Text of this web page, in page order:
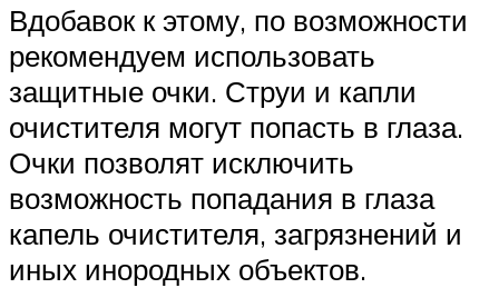
Вдобавок к этому, по возможности
рекомендуем использовать
защитные очки. Струи и капли
очистителя могут попасть в глаза.
Очки позволят исключить
возможность попадания в глаза
капель очистителя, загрязнений и
иных инородных объектов.